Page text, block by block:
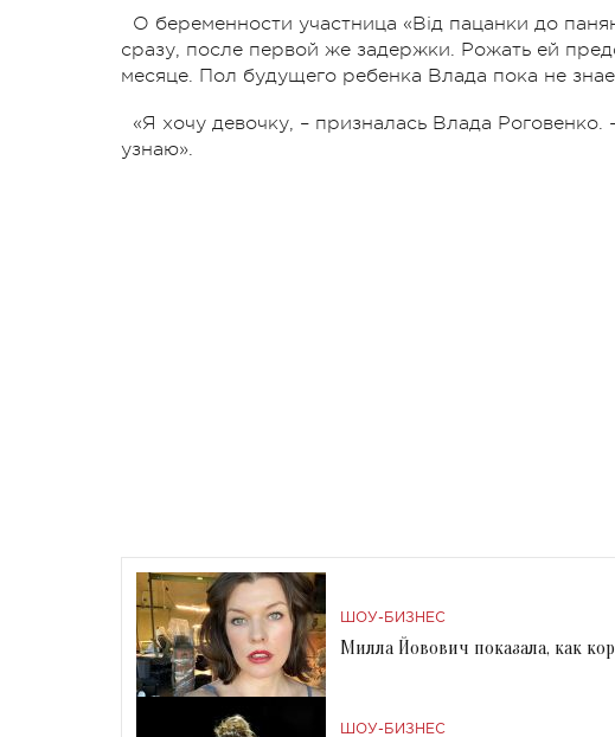
О беременности участница «Від пацанки до
сразу, после первой же задержки. Рожать ей
месяце. Пол будущего ребенка Влада пока не
«Я хочу девочку, – призналась Влада
узнаю».
ШОУ-БИЗНЕС
Милла Йовович показала, как
ШОУ-БИЗНЕС